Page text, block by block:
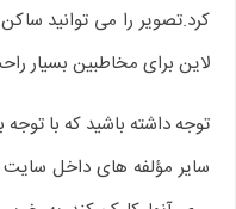
کرد.تصویر را می توانید
لاین برای مخاطبین بسیار
توجه داشته باشید که با
سایر مؤلفه های داخل